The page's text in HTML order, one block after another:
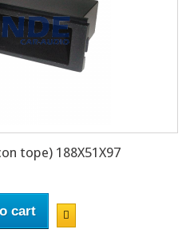
tope) 188X51X97
cart